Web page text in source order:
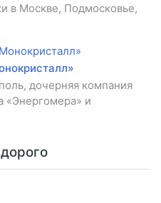
в Москве, Подмосковье,
дочерняя компания
«Энергомера» и